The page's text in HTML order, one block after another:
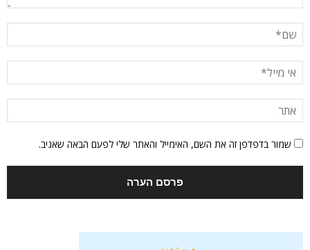
שמור בדפדפן זה את השם, האימייל והאתר שלי לפעם הבאה שאגיב.